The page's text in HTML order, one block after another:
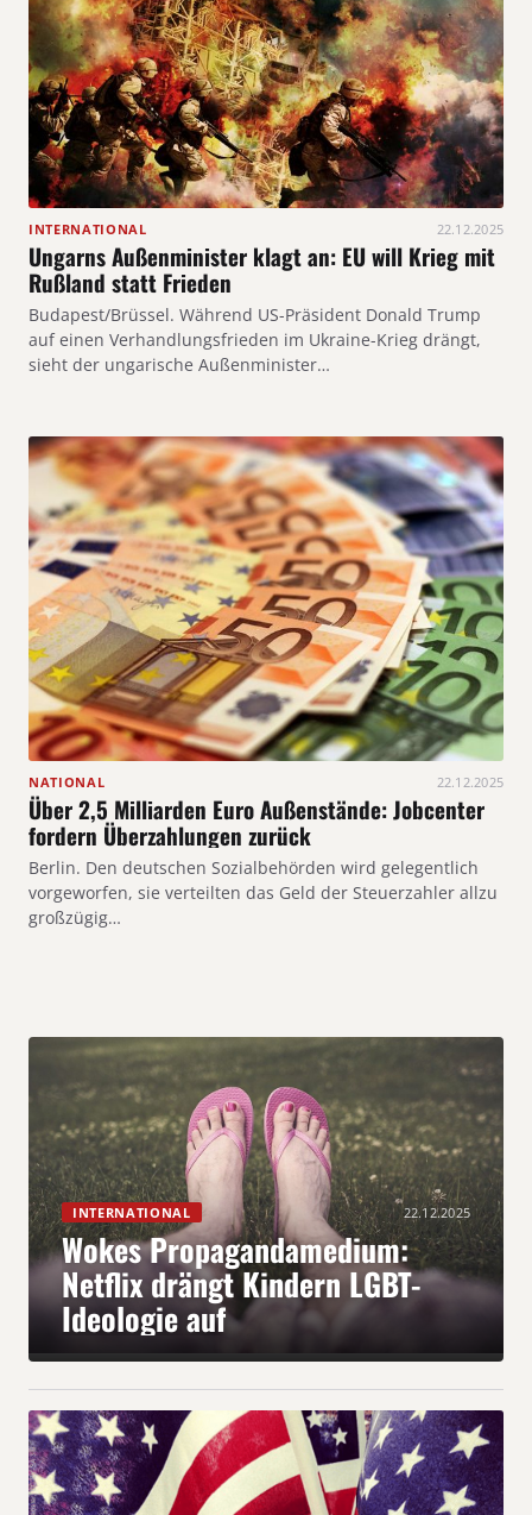
INTERNATIONAL 22.12.2025
Ungarns Außenminister klagt an: EU will Krieg mit
Rußland statt Frieden
Budapest/Brüssel. Während US-Präsident Donald Trump
auf einen Verhandlungsfrieden im Ukraine-Krieg drängt,
sieht der ungarische Außenminister…
NATIONAL 22.12.2025
Über 2,5 Milliarden Euro Außenstände: Jobcenter
fordern Überzahlungen zurück
Berlin. Den deutschen Sozialbehörden wird gelegentlich
vorgeworfen, sie verteilten das Geld der Steuerzahler allzu
großzügig…
INTERNATIONAL 22.12.2025
Wokes Propagandamedium:
Netflix drängt Kindern LGBT-
Ideologie auf